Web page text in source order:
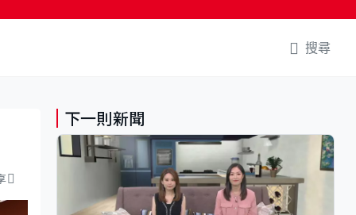
搜尋
下一則新聞